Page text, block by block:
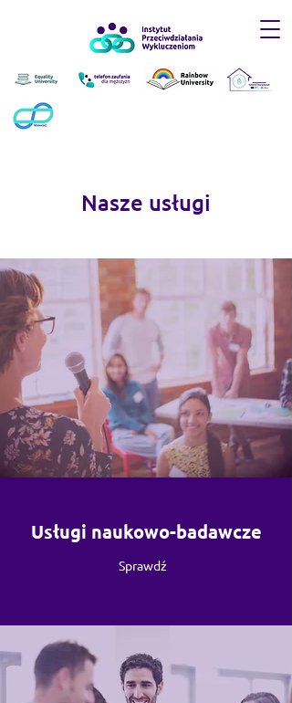
Nasze usługi
Usługi naukowo-badawcze
Sprawdź